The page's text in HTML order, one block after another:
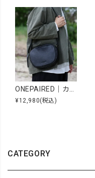
¥12,980(税込)
CATEGORY